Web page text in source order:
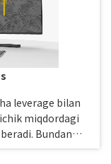
leverage bilan
miqdordagi
Bundan
free bo'lgani